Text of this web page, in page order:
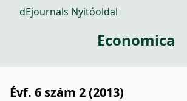
dEjournals Nyitóoldal
Economica
Évf. 6 szám 2 (2013)